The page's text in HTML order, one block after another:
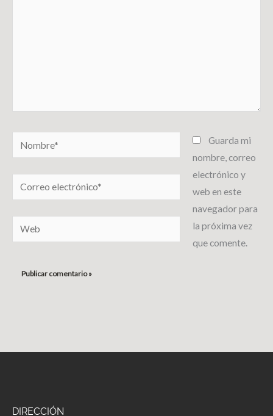
Nombre*
Correo
electrónico*
Web
Guarda mi
nombre, correo
electrónico y
web en este
navegador para
la próxima vez
que comente.
DIRECCIÓN